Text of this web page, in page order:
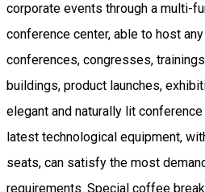
corporate events through a multi-
conference center, able to host
conferences, congresses,
buildings, product launches,
elegant and naturally lit
latest technological equipment,
seats, can satisfy the most
requirements. Special coffee